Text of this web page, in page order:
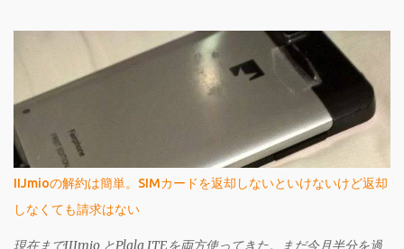
今回ご紹介するセイコー・ファイブのSNK623だ。購入してから文
字盤がエクスプローラーに酷似していることに気づいたが、なか
なか個性的で値段も激安の憎めないやつなんですよ。
IIJmioの解約は簡単。SIMカードを返却しないといけないけど返却
しなくても請求はない
現在までIIJmio とPlala ITEを両方使ってきた。まだ今月半分を過